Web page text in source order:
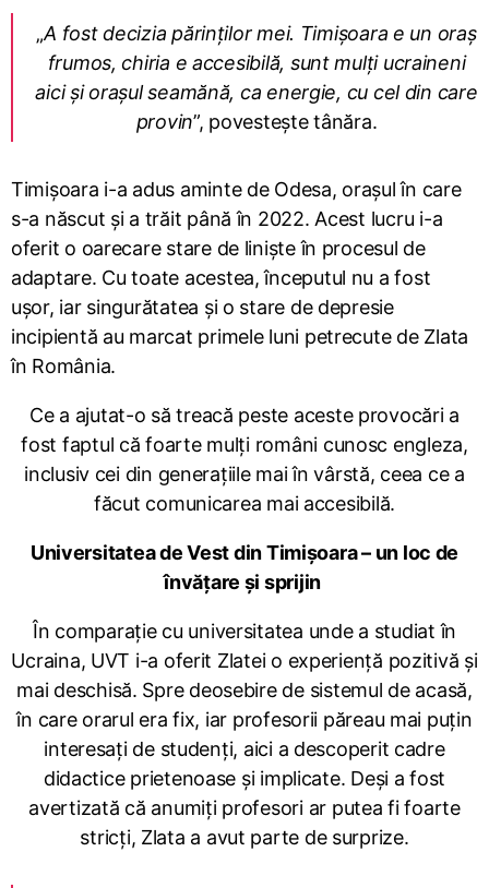
„A fost decizia părinților mei. Timișoara e un oraș
frumos, chiria e accesibilă, sunt mulți ucraineni
aici și orașul seamănă, ca energie, cu cel din care
provin”, povestește tânăra.
Timișoara i-a adus aminte de Odesa, orașul în care
s-a născut și a trăit până în 2022. Acest lucru i-a
oferit o oarecare stare de liniște în procesul de
adaptare. Cu toate acestea, începutul nu a fost
ușor, iar singurătatea și o stare de depresie
incipientă au marcat primele luni petrecute de Zlata
în România.
Ce a ajutat-o să treacă peste aceste provocări a
fost faptul că foarte mulți români cunosc engleza,
inclusiv cei din generațiile mai în vârstă, ceea ce a
făcut comunicarea mai accesibilă.
Universitatea de Vest din Timișoara – un loc de
învățare și sprijin
În comparație cu universitatea unde a studiat în
Ucraina, UVT i-a oferit Zlatei o experiență pozitivă și
mai deschisă. Spre deosebire de sistemul de acasă,
în care orarul era fix, iar profesorii păreau mai puțin
interesați de studenți, aici a descoperit cadre
didactice prietenoase și implicate. Deși a fost
avertizată că anumiți profesori ar putea fi foarte
stricți, Zlata a avut parte de surprize.